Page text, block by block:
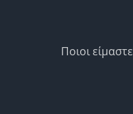
Ποιοι είμαστε